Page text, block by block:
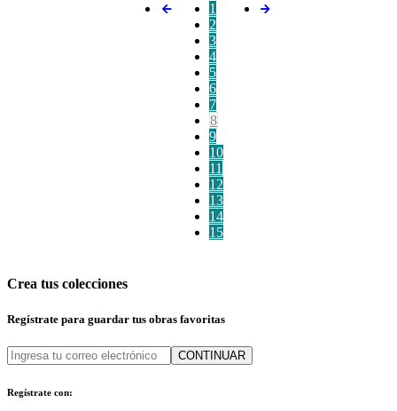
1
2
3
4
5
6
7
8
9
10
11
12
13
14
15
Crea tus colecciones
Regístrate para guardar tus obras favoritas
CONTINUAR
Regístrate con: